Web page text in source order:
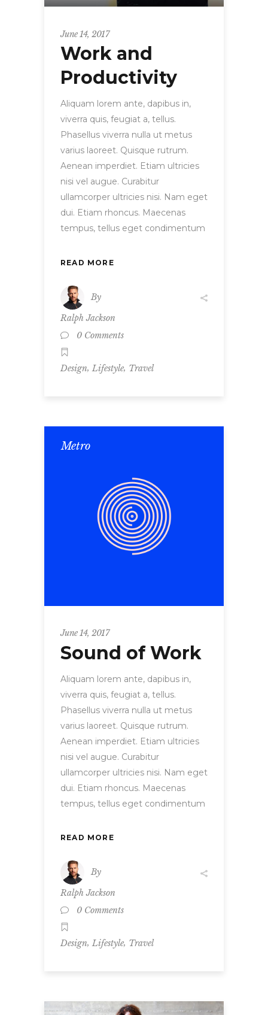
June 14, 2017
Work and
Productivity
Aliquam lorem ante, dapibus in,
viverra quis, feugiat a, tellus.
Phasellus viverra nulla ut metus
varius laoreet. Quisque rutrum.
Aenean imperdiet. Etiam ultricies
nisi vel augue. Curabitur
ullamcorper ultricies nisi. Nam eget
dui. Etiam rhoncus. Maecenas
tempus, tellus eget condimentum
READ MORE
By
Ralph Jackson
0 Comments
Design, Lifestyle, Travel
Metro
June 14, 2017
Sound of Work
Aliquam lorem ante, dapibus in,
viverra quis, feugiat a, tellus.
Phasellus viverra nulla ut metus
varius laoreet. Quisque rutrum.
Aenean imperdiet. Etiam ultricies
nisi vel augue. Curabitur
ullamcorper ultricies nisi. Nam eget
dui. Etiam rhoncus. Maecenas
tempus, tellus eget condimentum
READ MORE
By
Ralph Jackson
0 Comments
Design, Lifestyle, Travel